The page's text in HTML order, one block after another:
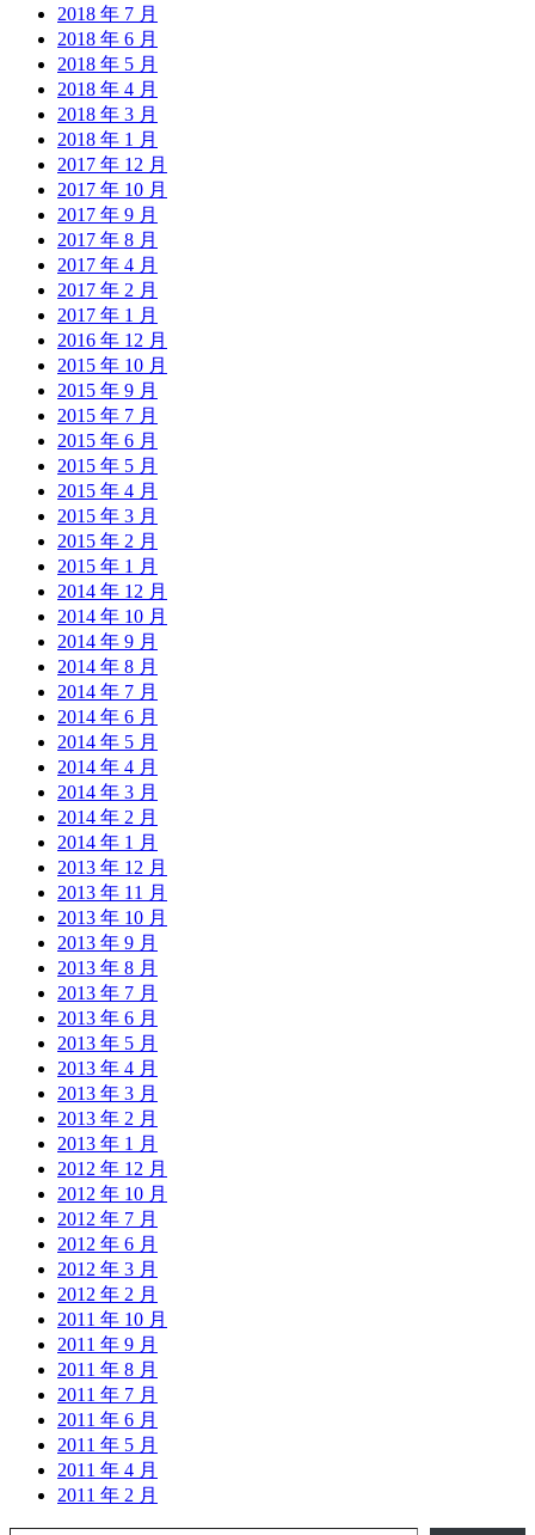
2018 年 7 月
2018 年 6 月
2018 年 5 月
2018 年 4 月
2018 年 3 月
2018 年 1 月
2017 年 12 月
2017 年 10 月
2017 年 9 月
2017 年 8 月
2017 年 4 月
2017 年 2 月
2017 年 1 月
2016 年 12 月
2015 年 10 月
2015 年 9 月
2015 年 7 月
2015 年 6 月
2015 年 5 月
2015 年 4 月
2015 年 3 月
2015 年 2 月
2015 年 1 月
2014 年 12 月
2014 年 10 月
2014 年 9 月
2014 年 8 月
2014 年 7 月
2014 年 6 月
2014 年 5 月
2014 年 4 月
2014 年 3 月
2014 年 2 月
2014 年 1 月
2013 年 12 月
2013 年 11 月
2013 年 10 月
2013 年 9 月
2013 年 8 月
2013 年 7 月
2013 年 6 月
2013 年 5 月
2013 年 4 月
2013 年 3 月
2013 年 2 月
2013 年 1 月
2012 年 12 月
2012 年 10 月
2012 年 7 月
2012 年 6 月
2012 年 3 月
2012 年 2 月
2011 年 10 月
2011 年 9 月
2011 年 8 月
2011 年 7 月
2011 年 6 月
2011 年 5 月
2011 年 4 月
2011 年 2 月
输入您的电子邮件…